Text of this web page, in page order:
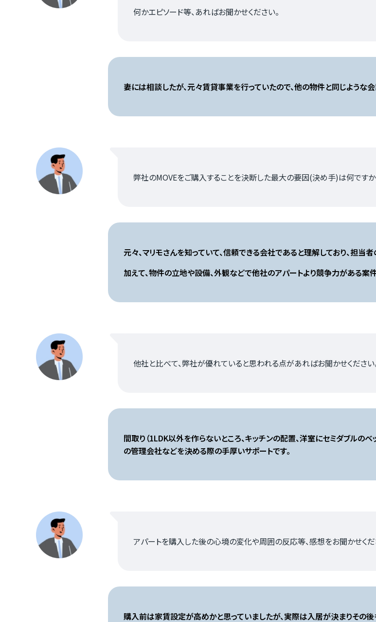
会社概要
何かエピソード等、あればお聞かせください。
妻には相談したが、元々賃貸事業を行っていたので、他の物件と同じような会
弊社のMOVEをご購入することを決断した最大の要因(決め手)は何ですか
元々、マリモさんを知っていて、信頼できる会社であると理解しており、担当
加えて、物件の立地や設備、外観などで他社のアパートより競争力がある案件
他社と比べて、弊社が優れていると思われる点があればお聞かせください
間取り（1LDK以外を作らないところ、キッチンの配置、洋室にセミダブルの
の管理会社などを決める際の手厚いサポートです。
アパートを購入した後の心境の変化や周囲の反応等、感想をお聞かせくだ
購入前は家賃設定が高めかと思っていましたが、実際は入居が決まりその後